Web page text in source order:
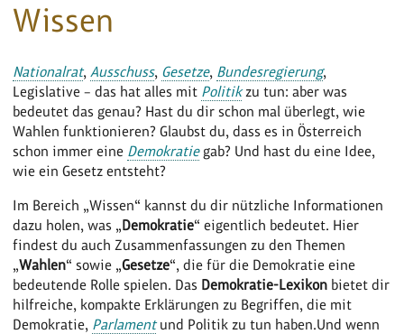
Wissen
Nationalrat, Ausschuss, Gesetze, Bundesregierung,
Legislative – das hat alles mit Politikzu tun: aber was
bedeutet das genau? Hast du dir schon mal überlegt, wie
Wahlen funktionieren? Glaubst du, dass es in Österreich
schon immer eine Demokratiegab? Und hast du eine Idee,
wie ein Gesetz entsteht?
Im Bereich „Wissen“ kannst du dir nützliche Informationen
dazu holen, was „Demokratie“ eigentlich bedeutet. Hier
findest du auch Zusammenfassungen zu den Themen
„Wahlen“ sowie „Gesetze“, die für die Demokratie eine
bedeutende Rolle spielen. Das Demokratie-Lexikon bietet dir
hilfreiche, kompakte Erklärungen zu Begriffen, die mit
Demokratie, Parlamentund Politik zu tun haben.Und wenn